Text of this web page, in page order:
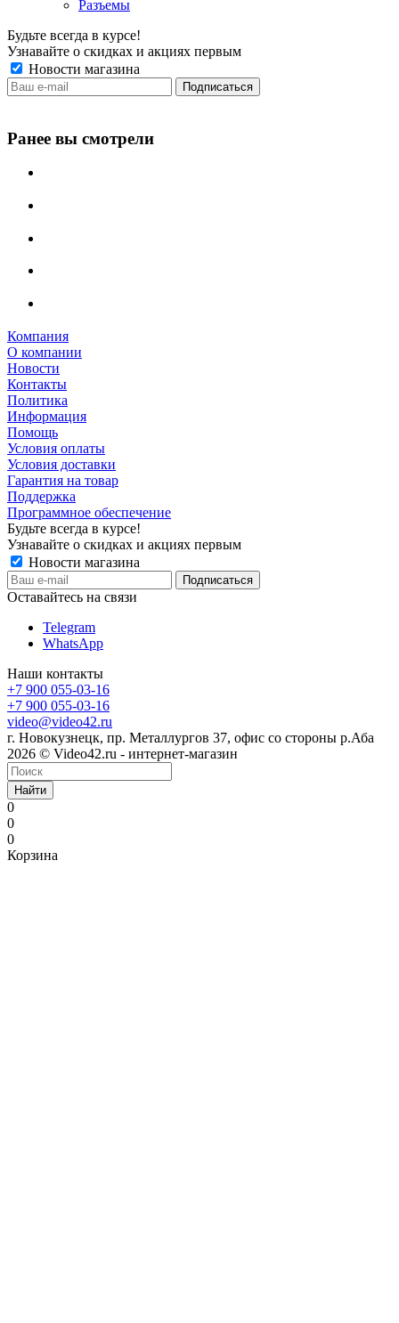
Разъемы
Будьте всегда в курсе!
Узнавайте о скидках и акциях первым
Новости магазина
Ранее вы смотрели
Компания
О компании
Новости
Контакты
Политика
Информация
Помощь
Условия оплаты
Условия доставки
Гарантия на товар
Поддержка
Программное обеспечение
Будьте всегда в курсе!
Узнавайте о скидках и акциях первым
Новости магазина
Оставайтесь на связи
Telegram
WhatsApp
Наши контакты
+7 900 055-03-16
+7 900 055-03-16
video@video42.ru
г. Новокузнецк, пр. Металлургов 37, офис со стороны р.Аба
2026 © Video42.ru - интернет-магазин
Найти
0
0
0
Корзина